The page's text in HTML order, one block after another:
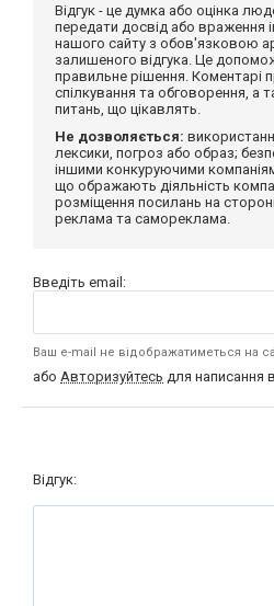
Відгук - це думка або оцінка
передати досвід або враження
нашого сайту з обов'язковою
залишеного відгука. Це
правильне рішення. Коментарі
спілкування та обговорення, а
питань, що цікавлять.
Не дозволяється:
лексики, погроз або образ;
іншими конкуруючими
що ображають діяльність
розміщення посилань на
реклама та самореклама.
Введіть email:
Ваш e-mail не відображатиметься на
або Авторизуйтесь для написання
Відгук: